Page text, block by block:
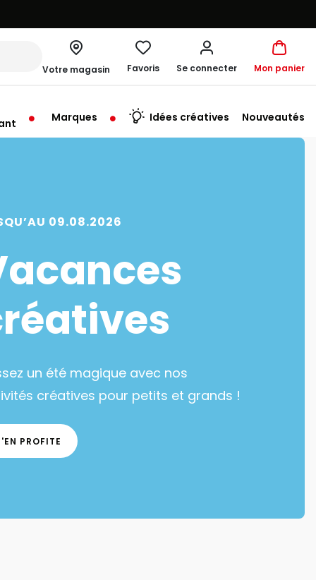
Votre magasin
à 10:00
Favoris Se connecter Mon panier
Marques Idées créatives Nouveautés
09.08.2026
un été magique avec nos
créatives pour petits et grands !
PROFITE